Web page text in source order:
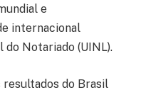
e
internacional
do Notariado (UINL).
do Brasil